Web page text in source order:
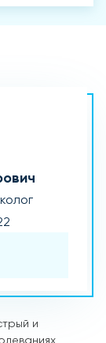
и